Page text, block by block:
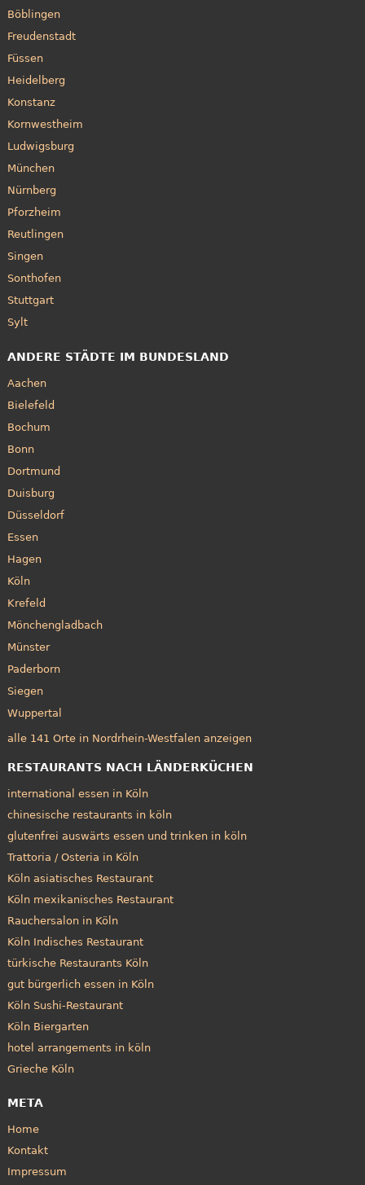
Böblingen
Freudenstadt
Füssen
Heidelberg
Konstanz
Kornwestheim
Ludwigsburg
München
Nürnberg
Pforzheim
Reutlingen
Singen
Sonthofen
Stuttgart
Sylt
ANDERE STÄDTE IM BUNDESLAND
Aachen
Bielefeld
Bochum
Bonn
Dortmund
Duisburg
Düsseldorf
Essen
Hagen
Köln
Krefeld
Mönchengladbach
Münster
Paderborn
Siegen
Wuppertal
alle 141 Orte in Nordrhein-Westfalen anzeigen
RESTAURANTS NACH LÄNDERKÜCHEN
international essen in Köln
chinesische restaurants in köln
glutenfrei auswärts essen und trinken in köln
Trattoria / Osteria in Köln
Köln asiatisches Restaurant
Köln mexikanisches Restaurant
Rauchersalon in Köln
Köln Indisches Restaurant
türkische Restaurants Köln
gut bürgerlich essen in Köln
Köln Sushi-Restaurant
Köln Biergarten
hotel arrangements in köln
Grieche Köln
META
Home
Kontakt
Impressum